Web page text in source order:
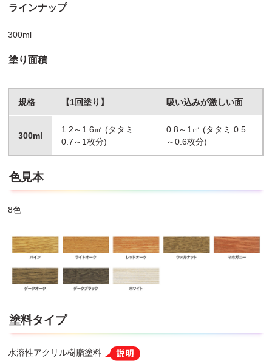
●塗装は結露したり雨の降りそうな日や湿度の高い日は避け、天気
のよい日に、風通しをよくして塗って下さい。
●塗るときおよび塗った塗料が乾くまでの間も、５℃以下にならな
●容器を逆さにした状態では吹き付けできません。
●下地の種類によっては１回塗りでは仕上がらない場合がありま
●やむをえず塗料を捨てるときは、火気のない屋外で、新聞紙など
に塗り広げ、完全に乾かしてから一般ゴミとして処分して下さい。
●容器を捨てる際には、容器下部の表示に従って中のガスと塗料を
充分に抜き、他のゴミとはっきり区別して捨てて下さい。
●容器を落下させると中身が吹き出すことがありますので、取扱い
ラインナップ
300ml
塗り面積
規格 【1回塗り】 吸い込みが激しい面
300ml
1.2～1.6㎡ (タタミ
0.7～1枚分)
0.8～1㎡ (タタミ 0.5
～0.6枚分)
色見本
8色
塗料タイプ
水溶性アクリル樹脂塗料